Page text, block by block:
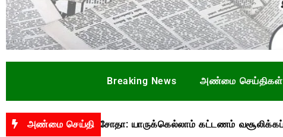
Breaking News அண்மை செய்திகள்
அண்மை செய்தி
யுபிஐ மசோதா: யாருக்கெல்லாம் கட்டணம் வசூலிக்கப்படும்? –